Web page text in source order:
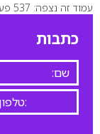
0
עמוד זה נצפה: 537 פעמים
כתבות